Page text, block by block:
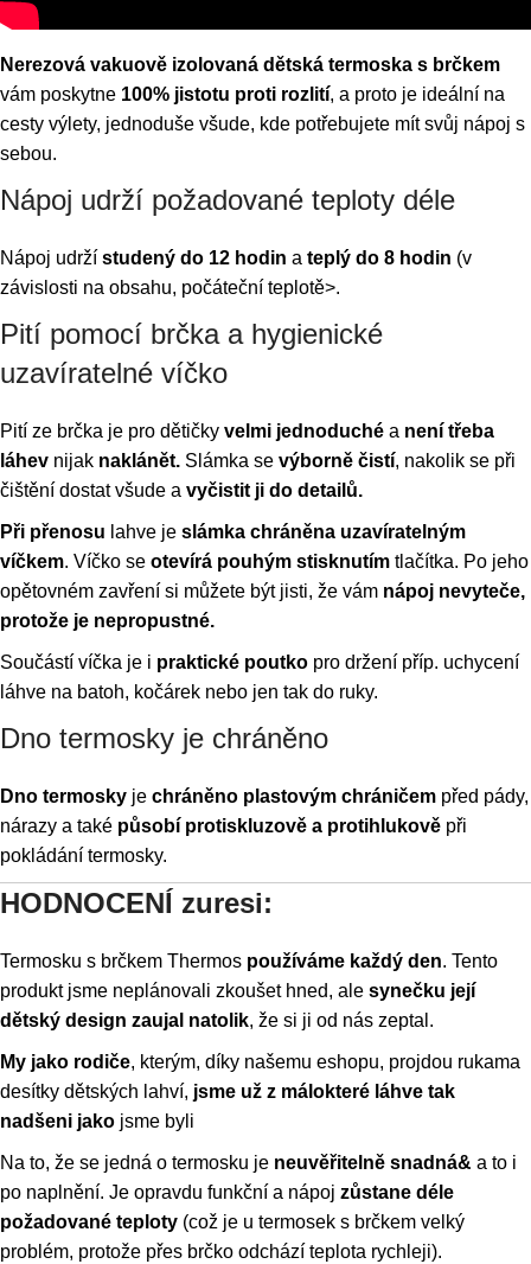
Nerezová vakuově izolovaná dětská termoska s brčkem
vám poskytne 100% jistotu proti rozlití, a proto je ideální na
cesty výlety, jednoduše všude, kde potřebujete mít svůj nápoj s
sebou.
Nápoj udrží požadované teploty déle
Nápoj udrží studený do 12 hodin a teplý do 8 hodin (v
závislosti na obsahu, počáteční teplotě>.
Pití pomocí brčka a hygienické
uzavíratelné víčko
Pití ze brčka je pro dětičky velmi jednoduché a není třeba
láhev nijak naklánět. Slámka se výborně čistí, nakolik se při
čištění dostat všude a vyčistit ji do detailů.
Při přenosu lahve je slámka chráněna uzavíratelným
víčkem. Víčko se otevírá pouhým stisknutím tlačítka. Po jeho
opětovném zavření si můžete být jisti, že vám nápoj nevyteče,
protože je nepropustné.
Součástí víčka je i praktické poutko pro držení příp. uchycení
láhve na batoh, kočárek nebo jen tak do ruky.
Dno termosky je chráněno
Dno termosky je chráněno plastovým chráničem před pády,
nárazy a také působí protiskluzově a protihlukově při
pokládání termosky.
HODNOCENÍ zuresi:
Termosku s brčkem Thermos používáme každý den. Tento
produkt jsme neplánovali zkoušet hned, ale synečku její
dětský design zaujal natolik, že si ji od nás zeptal.
My jako rodiče, kterým, díky našemu eshopu, projdou rukama
desítky dětských lahví, jsme už z málokteré láhve tak
nadšeni jako jsme byli
Na to, že se jedná o termosku je neuvěřitelně snadná& a to i
po naplnění. Je opravdu funkční a nápoj zůstane déle
požadované teploty (což je u termosek s brčkem velký
problém, protože přes brčko odchází teplota rychleji).